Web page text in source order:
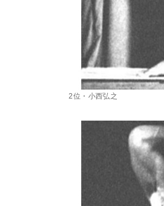
2位・小西弘之